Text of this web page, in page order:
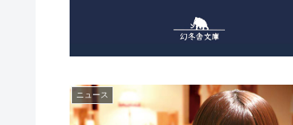
ニュース